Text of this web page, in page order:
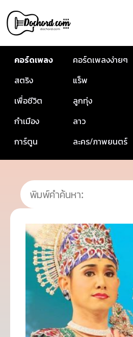
คอร์ดเพลง คอร์ดเพลงง่ายๆ
สตริง
แร็พ
เพื่อชีวิต
ลูกทุ่ง
กำเมือง
ลาว
การ์ตูน
ละคร/ภาพยนตร์